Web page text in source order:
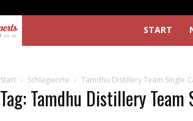
START
Start Schlagworte Tamdhu Distillery Team Single
Tag: Tamdhu Distillery Team